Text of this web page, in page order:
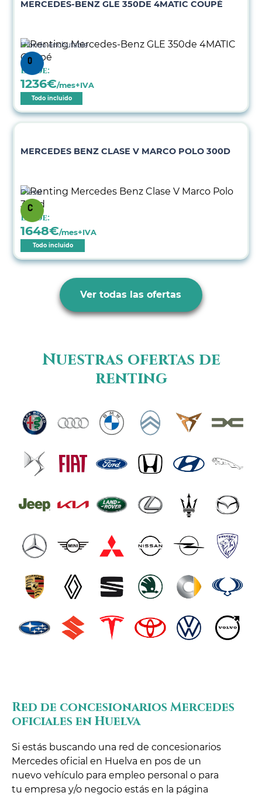
MERCEDES-BENZ GLE 350DE 4MATIC COUPÉ
Híbrido enchufable
Desde:
1236€/mes+IVA
Todo incluido
MERCEDES BENZ CLASE V MARCO POLO 300D
Diésel
Desde:
1648€/mes+IVA
Todo incluido
Ver todas las ofertas
Nuestras ofertas de
renting
Red de concesionarios Mercedes
oficiales en Huelva
Si estás buscando una red de concesionarios
Mercedes oficial en Huelva en pos de un
nuevo vehículo para empleo personal o para
tu empresa y/o negocio estás en la página